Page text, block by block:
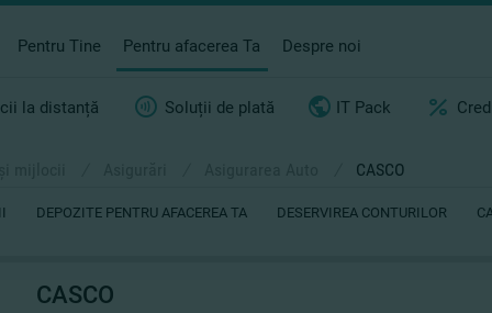
Pentru Tine Pentru afacerea Ta Despre noi
la distanță Soluții de plată IT Pack
CASCO
DEPOZITE PENTRU AFACEREA TA DESERVIREA CONTURILOR
CASCO